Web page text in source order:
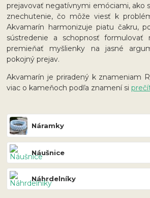
prejavovať negatívnymi emóciami, ako
znechutenie, čo môže viesť k
Akvamarín harmonizuje piatu čakru,
sústredenie a schopnosť formulovať
premieňať myšlienky na jasné
pokojný prejav.
Akvamarín je priradený k znameniam
viac o kameňoch podľa znamení si
Náramky
Náušnice
Náhrdelníky